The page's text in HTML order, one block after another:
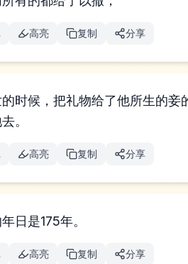
高亮 复制 分享
时候，把礼物给了他所生的
。
高亮 复制 分享
日是175年。
高亮 复制 分享